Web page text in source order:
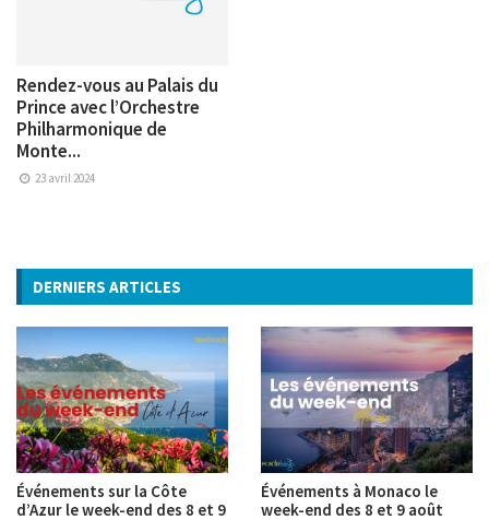
Rendez-vous au Palais du
Prince avec l’Orchestre
Philharmonique de
Monte...
23 avril 2024
DERNIERS ARTICLES
Événements sur la Côte
d’Azur le week-end des 8 et 9
Événements à Monaco le
week-end des 8 et 9 août